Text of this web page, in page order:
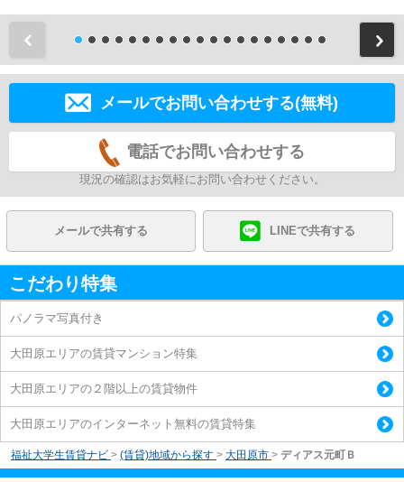
メールでお問い合わせする(無料)
電話でお問い合わせする
現況の確認はお気軽にお問い合わせください。
メールで共有する LINEで共有する
こだわり特集
パノラマ写真付き
大田原エリアの賃貸マンション特集
大田原エリアの２階以上の賃貸物件
大田原エリアのインターネット無料の賃貸特集
福祉大学生賃貸ナビ > (賃貸)地域から探す > 大田原市 > ディアス元町Ｂ